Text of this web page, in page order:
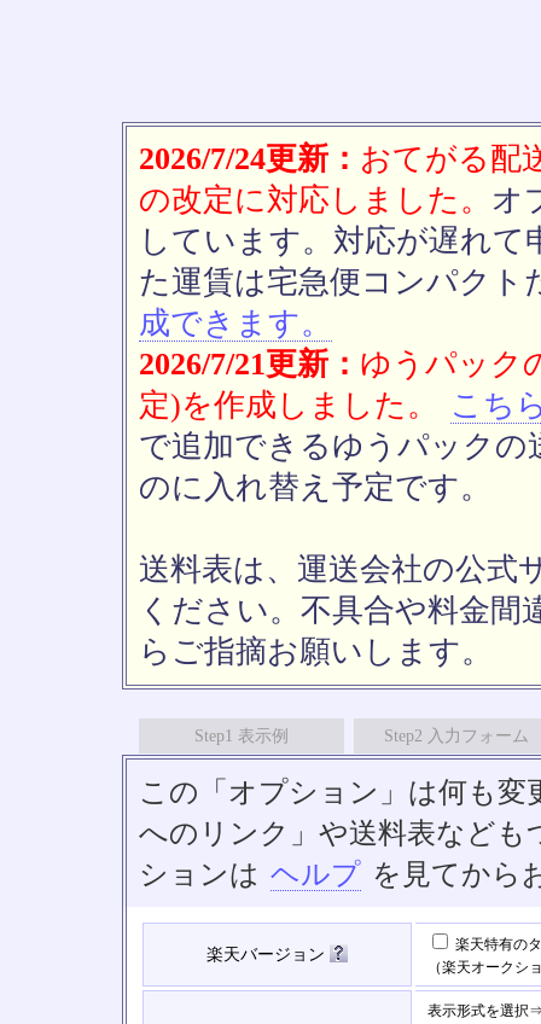
2026/7/24更新： おてがる配
の改定に対応しました。 オ
しています。対応が遅れ
た運賃は宅急便コンパクト
成できます。
2026/7/21更新： ゆうパック
定)を作成しました。
こち
で追加できるゆうパックの
のに入れ替え予定です。
送料表は、運送会社の公式
ください。不具合や料金間
らご指摘お願いします。
Step1 表示例 Step2 入力フォーム
この「オプション」は何も
へのリンク」や送料表など
ションは ヘルプ を見てから
楽天バージョン
楽天特有の
（楽天オークシ
表示形式を選択